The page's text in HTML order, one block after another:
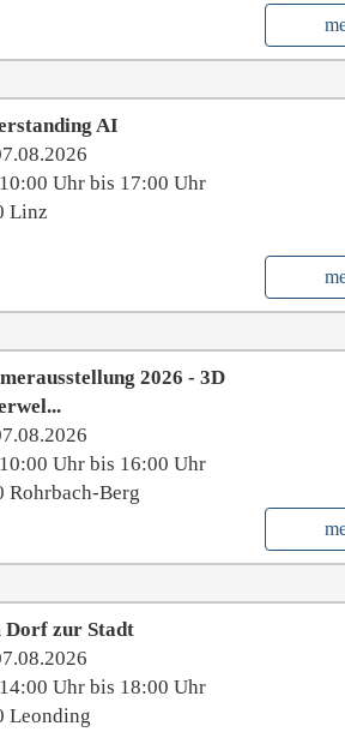
AI
Uhr bis 17:00 Uhr
Linz
2026 - 3D
Uhr bis 16:00 Uhr
Rohrbach-Berg
Dorf zur Stadt
Uhr bis 18:00 Uhr
Leonding